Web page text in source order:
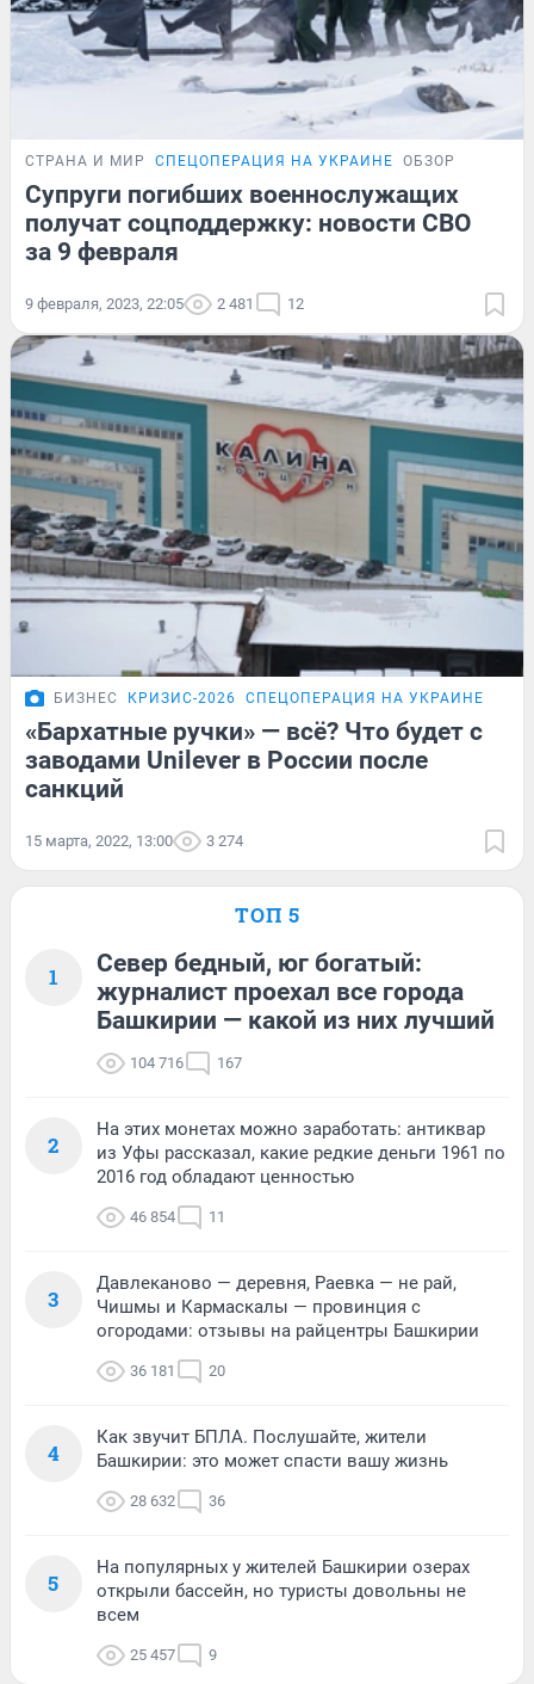
СТРАНА И МИР СПЕЦОПЕРАЦИЯ НА УКРАИНЕ ОБЗОР
Супруги погибших военнослужащих
получат соцподдержку: новости СВО
за 9 февраля
9 февраля, 2023, 22:05 2 481 12
БИЗНЕС КРИЗИС-2026 СПЕЦОПЕРАЦИЯ НА УКРАИНЕ
«Бархатные ручки» — всё? Что будет с
заводами Unilever в России после
санкций
15 марта, 2022, 13:00 3 274
ТОП 5
1
Север бедный, юг богатый:
журналист проехал все города
Башкирии — какой из них лучший
104 716 167
2
На этих монетах можно заработать: антиквар
из Уфы рассказал, какие редкие деньги 1961 по
2016 год обладают ценностью
46 854 11
3
Давлеканово — деревня, Раевка — не рай,
Чишмы и Кармаскалы — провинция с
огородами: отзывы на райцентры Башкирии
36 181 20
4
Как звучит БПЛА. Послушайте, жители
Башкирии: это может спасти вашу жизнь
28 632 36
5
На популярных у жителей Башкирии озерах
открыли бассейн, но туристы довольны не
всем
25 457 9